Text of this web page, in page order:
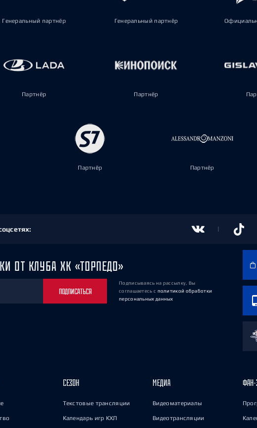
Генеральный партнёр Генеральный партнёр
Партнёр Партнёр
Партнёр Партнёр
ОТ КЛУБА ХК «ТОРПЕДО»
ПОДПИСАТЬСЯ
Подписываясь на рассылку, Вы
соглашаетесь с политикой обработки
персональных данных
СЕЗОН
Текстовые трансляции
Календарь игр КХЛ
МЕДИА
Видеоматериалы
Видеотрансляции
ФАН-